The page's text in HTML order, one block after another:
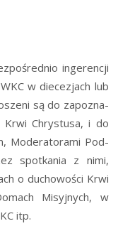
inge­ren­cji
w die­ce­zjach lub
są do zapo­zna­
Krwi Chry­stu­sa, i do
Mode­ra­to­ra­mi Pod­
spo­tka­nia z nimi,
o ducho­wo­ści Krwi
Misyj­nych, w
itp.